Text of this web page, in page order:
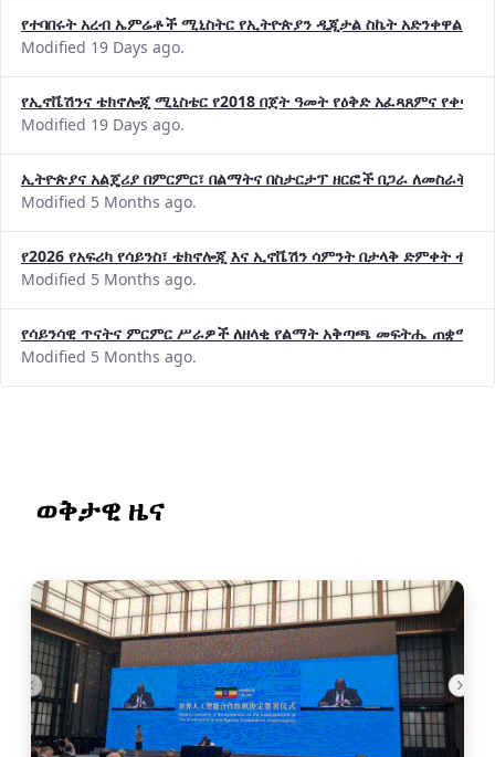
የተባበሩት አረብ ኤምሬቶች ሚኒስትር የኢትዮጵያን ዲጂታል ስኬት አድንቀዋል
Modified 19 Days ago.
የኢኖቬሽንና ቴክኖሎጂ ሚኒስቴር የ2018 በጀት ዓመት የዕቅድ አፈጻጸምና
Modified 19 Days ago.
ኢትዮጵያና አልጄሪያ በምርምር፣ በልማትና በስታርታፕ ዘርፎች በጋራ ለመስራት
Modified 5 Months ago.
የ2026 የአፍሪካ የሳይንስ፣ ቴክኖሎጂ እና ኢኖቬሽን ሳምንት በታላቅ ድምቀት
Modified 5 Months ago.
የሳይንሳዊ ጥናትና ምርምር ሥራዎች ለዘላቂ የልማት አቅጣጫ መፍትሔ ጠቋሚ
Modified 5 Months ago.
ወቅታዊ ዜና